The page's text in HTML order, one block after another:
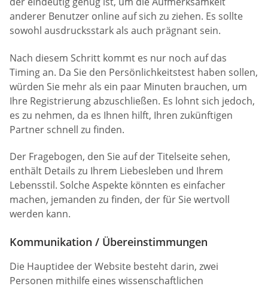
anderer Benutzer online auf sich zu ziehen. Es sollte
sowohl ausdrucksstark als auch prägnant sein.
Nach diesem Schritt kommt es nur noch auf das
Timing an. Da Sie den Persönlichkeitstest haben sollen,
würden Sie mehr als ein paar Minuten brauchen, um
Ihre Registrierung abzuschließen. Es lohnt sich jedoch,
es zu nehmen, da es Ihnen hilft, Ihren zukünftigen
Partner schnell zu finden.
Der Fragebogen, den Sie auf der Titelseite sehen,
enthält Details zu Ihrem Liebesleben und Ihrem
Lebensstil. Solche Aspekte könnten es einfacher
machen, jemanden zu finden, der für Sie wertvoll
werden kann.
Kommunikation / Übereinstimmungen
Die Hauptidee der Website besteht darin, zwei
Personen mithilfe eines wissenschaftlichen